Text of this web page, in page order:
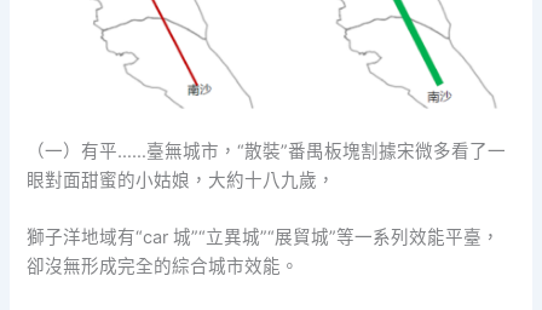
（一）有平……臺無城市，“散裝”番禺板塊割據宋微多看了一
眼對面甜蜜的小姑娘，大約十八九歲，
獅子洋地域有“car 城”“立異城”“展貿城”等一系列效能平臺，
卻沒無形成完全的綜合城市效能。